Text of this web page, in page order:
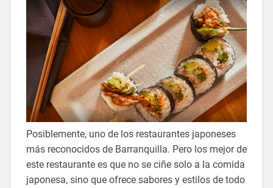
Posiblemente, uno de los restaurantes japoneses
más reconocidos de Barranquilla. Pero los mejor de
este restaurante es que no se ciñe solo a la comida
japonesa, sino que ofrece sabores y estilos de todo